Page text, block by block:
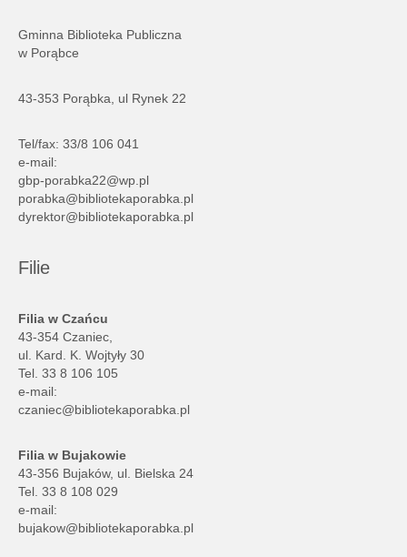
Gminna Biblioteka Publiczna
w Porąbce
43-353 Porąbka, ul Rynek 22
Tel/fax: 33/8 106 041
e-mail:
gbp-porabka22@wp.pl
porabka@bibliotekaporabka.pl
dyrektor@bibliotekaporabka.pl
Filie
Filia w Czańcu
43-354 Czaniec,
ul. Kard. K. Wojtyły 30
Tel. 33 8 106 105
e-mail:
czaniec@bibliotekaporabka.pl
Filia w Bujakowie
43-356 Bujaków, ul. Bielska 24
Tel. 33 8 108 029
e-mail:
bujakow@bibliotekaporabka.pl